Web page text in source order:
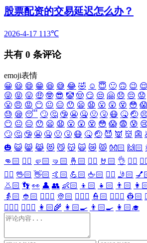
股票配资的交易延迟怎么办？
2026-4-17 113℃
共有 0 条评论
emoji表情
😀 😃 😄 😁 😆 😅 😂 🤣 ☺️ 😇 🙂 🙃 😉 😌
😜 😝 😛 🤑 🤓 😎 🤡 🤠 😏 😒 🤗 😞 😔 😟
😤 😠 😡 😶 😐 😑 😯 😦 😧 😮 😲 😵 😳
😓 😪 😴 🙄 🤔 🤥 😬 🤐 🤢 🤧 😷 🤒 🤕
😶 😐 😑 😯 😦 😧 😮 😲 😵 😳 😱 😨 😰
🙄 🤔 🤥 😬 🤐 🤢 🤧 😷 🤒 🤕 😈 👿 👹 👺
🎃 😺 😸 😹 😻 😼 😽 🙀 😿 😾 👐🏻 🙌🏻
👊🏻 ✊🏻 🤛🏻 🤜🏻 🤞🏻 ✌🏻 🤘🏻 👌 👈🏻
🖐🏻 🖖🏻 👋🏻 🤙🏻 💪🏻 🖕🏻 ✍🏻 🤳🏻
👃🏻 👣 👀 👤 👥 👶🏻 👦🏻 👧🏻 👨🏻
👵🏻 👲🏻 👳🏻‍♀️ 👳🏻 👮🏻‍♀️ 👮🏻 👷🏻‍♀️ 👷🏻
👩🏻‍⚕️ 👨🏻‍⚕️ 👩🏻‍🌾 👩🏻‍🍳 👨🏻‍🍳 👩🏻‍🎓